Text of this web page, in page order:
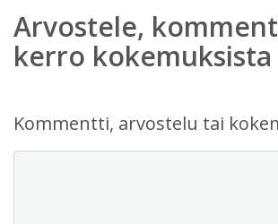
Arvostele,
kerro kokemuksista
Kommentti, arvostelu tai